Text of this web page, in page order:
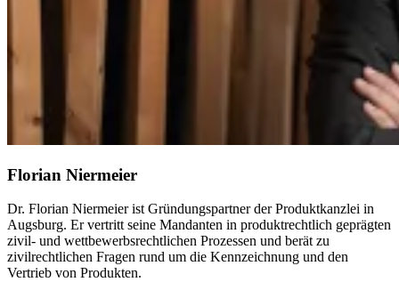
Florian Niermeier
Dr. Florian Niermeier ist Gründungspartner der Produktkanzlei in
Augsburg. Er vertritt seine Mandanten in produktrechtlich geprägten
zivil- und wettbewerbsrechtlichen Prozessen und berät zu
zivilrechtlichen Fragen rund um die Kennzeichnung und den
Vertrieb von Produkten.